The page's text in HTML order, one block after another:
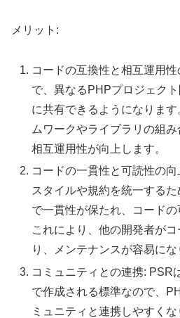
メリット:
コードの互換性と相互運用
で、異なるPHPプロジェク
に共有できるようになりま
ムワークやライブラリの組み
相互運用性が向上します。
コードの一貫性と可読性の
スタイルや規約を統一する
で一貫性が保たれ、コードの
これにより、他の開発者が
り、メンテナンスが容易にな
コミュニティとの連携: PSR
で作成される標準なので、
ミュニティと連携しやすく